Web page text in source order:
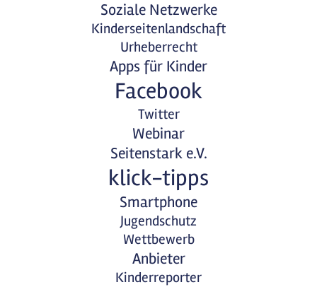
Soziale Netzwerke
Kinderseitenlandschaft
Urheberrecht
Apps für Kinder
Facebook
Twitter
Webinar
Seitenstark e.V.
klick-tipps
Smartphone
Jugendschutz
Wettbewerb
Anbieter
Kinderreporter